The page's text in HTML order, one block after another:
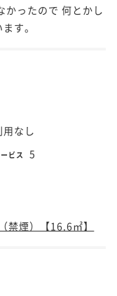
かったので 何とかし
す。
用なし
ビス 5
禁煙）【16.6㎡】